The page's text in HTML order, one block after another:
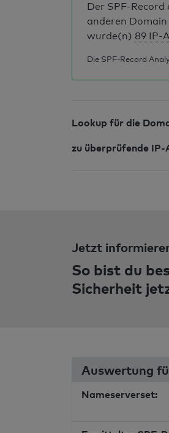
Der SPF-
anderen
wurde(n) 89 IP-
Die SPF-Record
Lookup für die
zu überprüfende IP-
Jetzt
So bist du
Sicherheit
Auswertung
Nameserverset: